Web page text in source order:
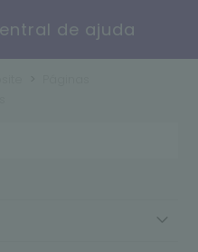
de ajuda